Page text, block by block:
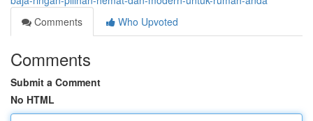
Comments
Who Upvoted
Comments
Submit a Comment
No HTML